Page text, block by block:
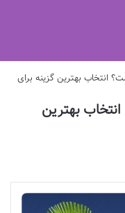
انتخاب بهترین گزینه برای
بهترین